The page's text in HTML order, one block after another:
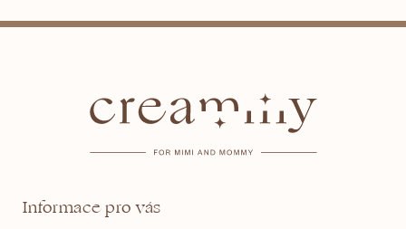
Informace pro vás